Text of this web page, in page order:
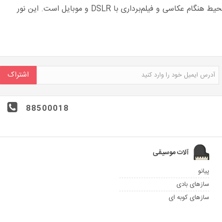
نور روی‌دوربینی اولانزی با طراحی جمع‌وجور و روشنایی قابل‌تنظیم، ابزار ایده‌آل برای بهبود نور محیط هنگام عکاسی و فیلم‌برداری با DSLR و موبایل است. این نور
اشتراک
88500018
آلات موسیقی
پیانو
سازهای بادی
سازهای کوبه ای